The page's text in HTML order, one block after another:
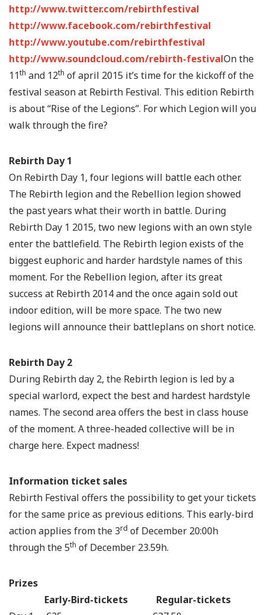
http://www.twitter.com/rebirthfestival
http://www.facebook.com/rebirthfestival
http://www.youtube.com/rebirthfestival
http://www.soundcloud.com/rebirth-festivalOn the
11th and 12th of april 2015 it’s time for the kickoff of the
festival season at Rebirth Festival. This edition Rebirth
is about “Rise of the Legions”. For which Legion will you
walk through the fire?
Rebirth Day 1
On Rebirth Day 1, four legions will battle each other.
The Rebirth legion and the Rebellion legion showed
the past years what their worth in battle. During
Rebirth Day 1 2015, two new legions with an own style
enter the battlefield. The Rebirth legion exists of the
biggest euphoric and harder hardstyle names of this
moment. For the Rebellion legion, after its great
success at Rebirth 2014 and the once again sold out
indoor edition, will be more space. The two new
legions will announce their battleplans on short notice.
Rebirth Day 2
During Rebirth day 2, the Rebirth legion is led by a
special warlord, expect the best and hardest hardstyle
names. The second area offers the best in class house
of the moment. A three-headed collective will be in
charge here. Expect madness!
Information ticket sales
Rebirth Festival offers the possibility to get your tickets
for the same price as previous editions. This early-bird
action applies from the 3rd of December 20:00h
through the 5th of December 23.59h.
Prizes
Early-Bird-tickets Regular-tickets